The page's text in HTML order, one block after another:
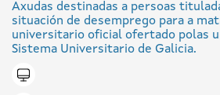
Axudas destinadas a persoas
situación de desemprego para a
universitario oficial ofertado polas
Sistema Universitario de Galicia.
Tramitar en liña